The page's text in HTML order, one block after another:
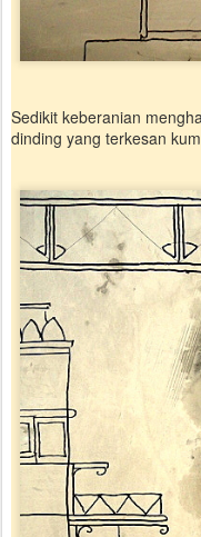
Sedikit keberanian
dinding yang terkesan